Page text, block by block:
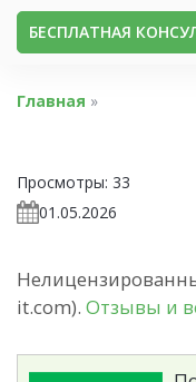
БЕСПЛАТНАЯ
Главная »
Просмотры: 33
01.05.2026
it.com). Отзывы и